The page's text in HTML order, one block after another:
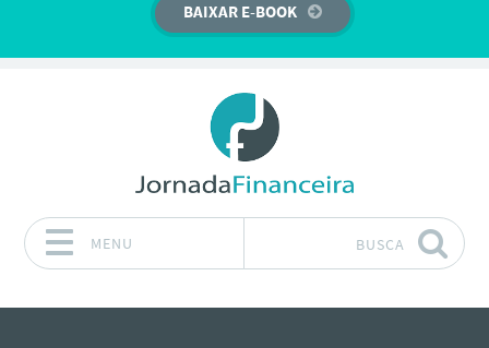
BAIXAR E-BOOK
MENU BUSCA